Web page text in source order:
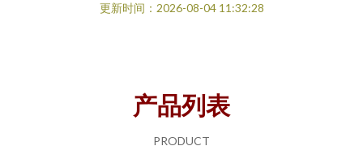
更新时间：2026-08-04 11:32:28
产品列表
PRODUCT